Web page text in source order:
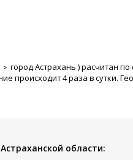
город Астрахань ) расчитан по
происходит 4 раза в сутки.
области: